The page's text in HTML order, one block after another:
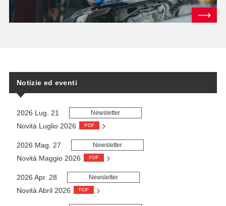
Notizie ed eventi
Novità Luglio 2026 PDF
2026 Lug. 21 Newsletter
Novità Maggio 2026 PDF
2026 Mag. 27 Newsletter
Novità Abril 2026 PDF
2026 Apr. 28 Newsletter